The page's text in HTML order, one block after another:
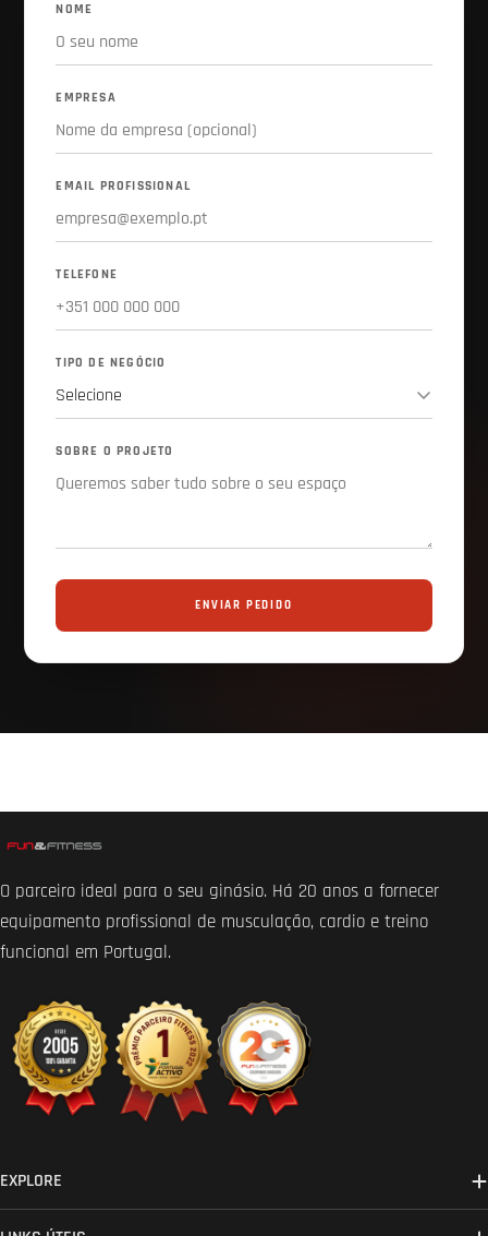
NOME
EMPRESA
EMAIL PROFISSIONAL
TELEFONE
TIPO DE NEGÓCIO
SOBRE O PROJETO
ENVIAR PEDIDO
O parceiro ideal para o seu ginásio. Há 20 anos a fornecer
equipamento profissional de musculação, cardio e treino
funcional em Portugal.
EXPLORE